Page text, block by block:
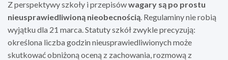
Z perspektywy szkoły i przepisówwagary są po prostu
nieusprawiedliwioną nieobecnością . Regulaminy nie robią
wyjątku dla 21 marca. Statuty szkół zwykle precyzują:
określona liczba godzin nieusprawiedliwionych może
skutkować obniżoną oceną z zachowania, rozmową z